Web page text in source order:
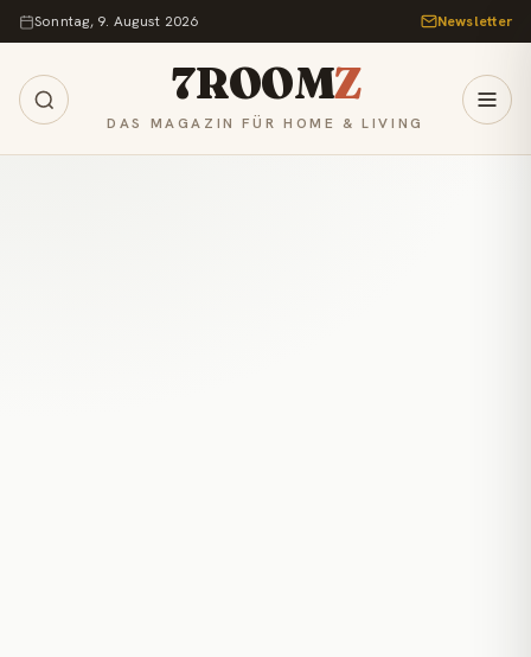
Zum Inhalt springen
Sonntag, 9. August 2026 Newsletter
7ROOMZ
DAS MAGAZIN FÜR HOME & LIVING